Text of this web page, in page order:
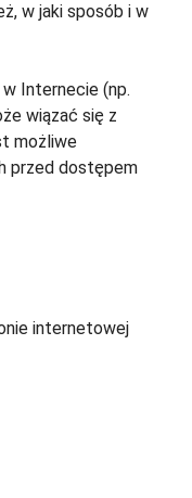
w jaki sposób i w
Internecie (np.
wiązać się z
możliwe
przed dostępem
internetowej